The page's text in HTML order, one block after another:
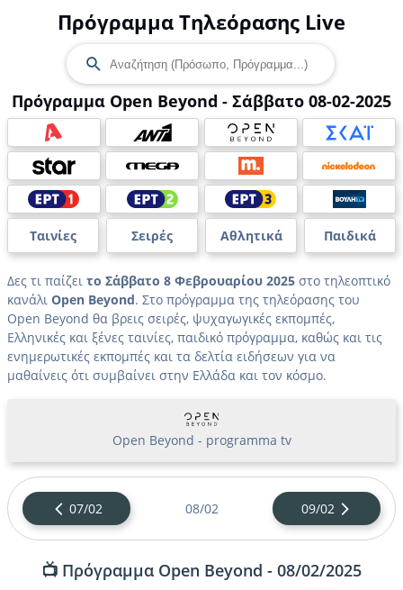
Πρόγραμμα Τηλεόρασης Live
Πρόγραμμα Open Beyond - Σάββατο 08-02-2025
Ταινίες Σειρές Αθλητικά Παιδικά
Δες τι παίζει το Σάββατο 8 Φεβρουαρίου 2025 στο τηλεοπτικό
κανάλι Open Beyond. Στο πρόγραμμα της τηλεόρασης του
Open Beyond θα βρεις σειρές, ψυχαγωγικές εκπομπές,
Ελληνικές και ξένες ταινίες, παιδικό πρόγραμμα, καθώς και τις
ενημερωτικές εκπομπές και τα δελτία ειδήσεων για να
μαθαίνεις ότι συμβαίνει στην Ελλάδα και τον κόσμο.
Open Beyond - programma tv
07/02 08/02 09/02
📺 Πρόγραμμα Open Beyond - 08/02/2025